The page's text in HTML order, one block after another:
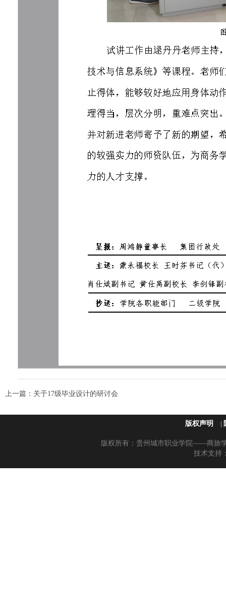
上一篇： 关于17级毕业设计的研讨会
版权声明 |
版权所有：贵州城市职业学院——商旅
技术支持